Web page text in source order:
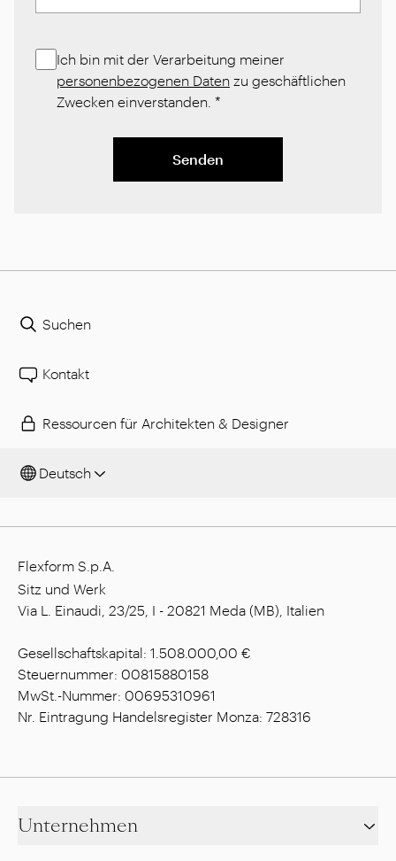
Ich bin mit der Verarbeitung meiner
personenbezogenen Daten zu geschäftlichen
Zwecken einverstanden. *
Senden
Suchen
Kontakt
Ressourcen für Architekten & Designer
Deutsch
Flexform S.p.A.
Sitz und Werk
Via L. Einaudi, 23/25, I - 20821 Meda (MB), Italien
Gesellschaftskapital: 1.508.000,00 €
Steuernummer: 00815880158
MwSt.-Nummer: 00695310961
Nr. Eintragung Handelsregister Monza: 728316
Unternehmen